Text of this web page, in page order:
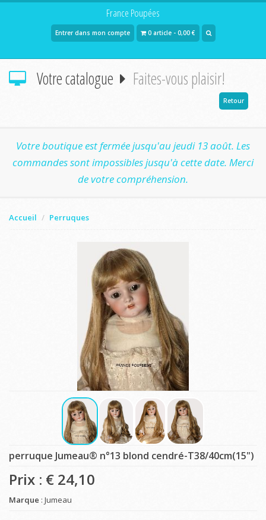
France Poupées
Entrer dans mon compte 0 article - 0,00 €
Votre catalogue Faites-vous plaisir!
Retour
Votre boutique est fermée jusqu'au jeudi 13 août. Les
commandes sont impossibles jusqu'à cette date. Merci
de votre compréhension.
Accueil Perruques
perruque Jumeau® n°13 blond cendré-T38/40cm(15")
Prix : € 24,10
Marque : Jumeau